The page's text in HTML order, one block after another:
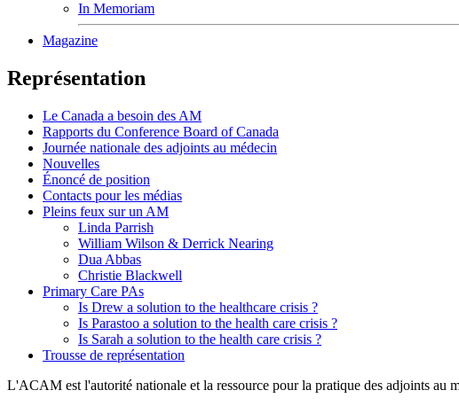
In Memoriam
Magazine
Représentation
Le Canada a besoin des AM
Rapports du Conference Board of Canada
Journée nationale des adjoints au médecin
Nouvelles
Énoncé de position
Contacts pour les médias
Pleins feux sur un AM
Linda Parrish
William Wilson & Derrick Nearing
Dua Abbas
Christie Blackwell
Primary Care PAs
Is Drew a solution to the healthcare crisis ?
Is Parastoo a solution to the health care crisis ?
Is Sarah a solution to the health care crisis ?
Trousse de représentation
L'ACAM est l'autorité nationale et la ressource pour la pratique des adjoints au